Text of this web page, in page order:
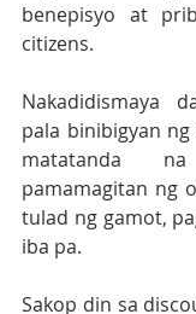
benepisyo at
citizens.
Nakadidismaya
pala binibigyan
matatanda
pamamagitan ng
tulad ng gamot,
iba pa.
Sakop din sa